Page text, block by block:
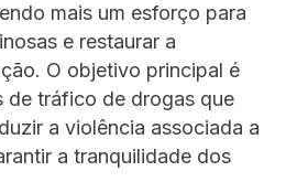
mais um esforço para
e restaurar a
O objetivo principal é
de tráfico de drogas que
a violência associada a
a tranquilidade dos